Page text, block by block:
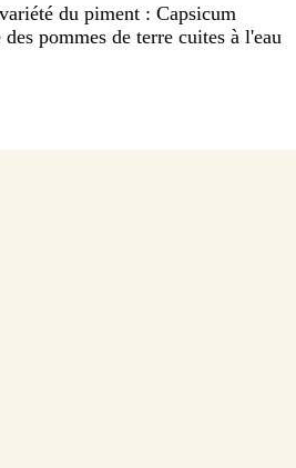
du piment : Capsicum
pommes de terre cuites à l'eau